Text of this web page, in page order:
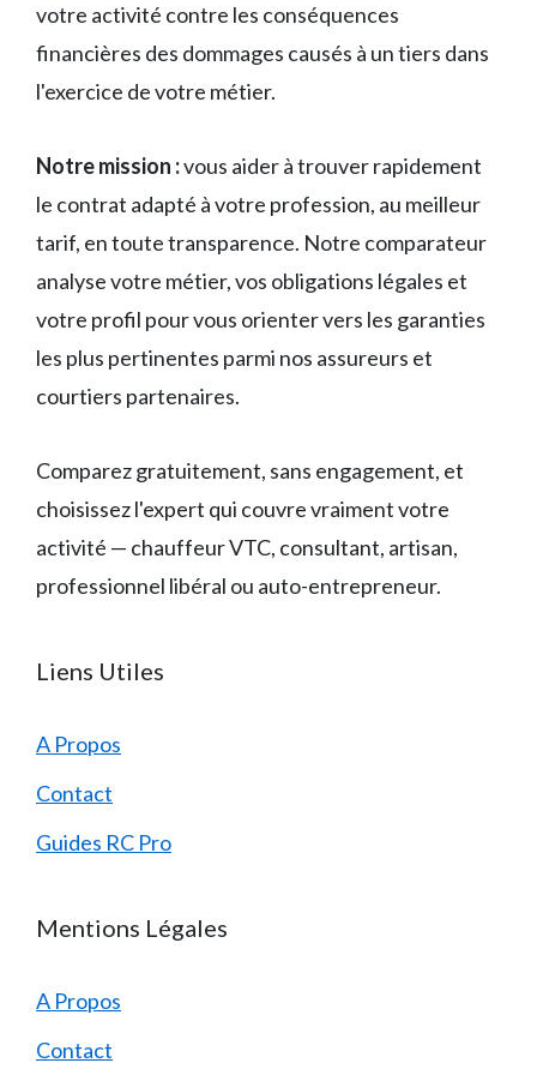
votre activité contre les conséquences
financières des dommages causés à un tiers dans
l'exercice de votre métier.
Notre mission :vous aider à trouver rapidement
le contrat adapté à votre profession, au meilleur
tarif, en toute transparence. Notre comparateur
analyse votre métier, vos obligations légales et
votre profil pour vous orienter vers les garanties
les plus pertinentes parmi nos assureurs et
courtiers partenaires.
Comparez gratuitement, sans engagement, et
choisissez l'expert qui couvre vraiment votre
activité — chauffeur VTC, consultant, artisan,
professionnel libéral ou auto-entrepreneur.
Liens Utiles
A Propos
Contact
Guides RC Pro
Mentions Légales
A Propos
Contact